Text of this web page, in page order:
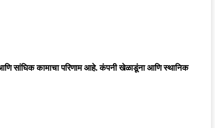
सांघिक कामाचा परिणाम आहे. कंपनी खेळाडूंना आणि स्थानिक